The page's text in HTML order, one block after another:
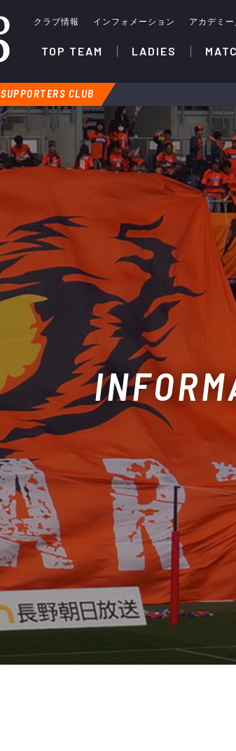
クラブ情報 インフォメーション アカデミ
TOP TEAM LADIES
SUPPORTERS CLUB